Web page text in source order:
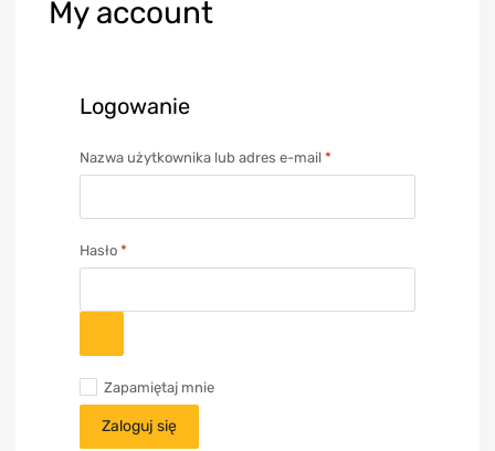
Myaccount
Logowanie
Nazwa użytkownika lub adres e-mail *
Hasło *
Zapamiętaj mnie
Zaloguj się